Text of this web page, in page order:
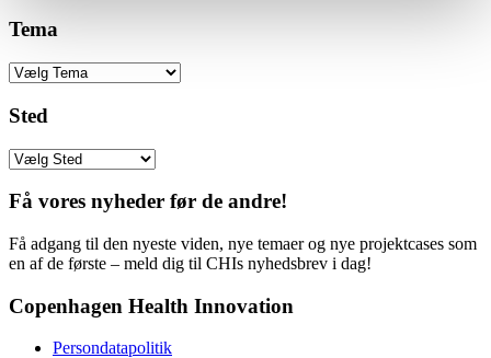
Tema
Sted
Få vores nyheder før de andre!
Få adgang til den nyeste viden, nye temaer og nye projektcases som
en af de første – meld dig til CHIs nyhedsbrev i dag!
Copenhagen Health Innovation
Persondatapolitik